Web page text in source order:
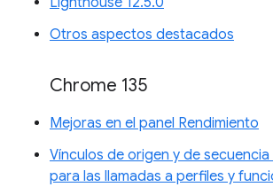
Otros aspectos destacados
Chrome 135
Mejoras en el panel Rendimiento
Vínculos de origen y de
para las llamadas a perfiles y